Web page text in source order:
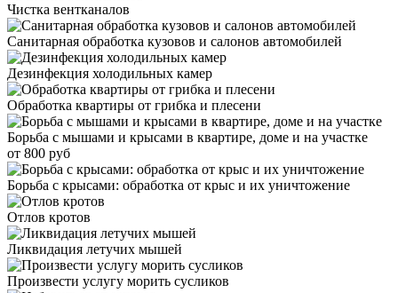
Чистка вентканалов
Санитарная обработка кузовов и салонов автомобилей
Дезинфекция холодильных камер
Обработка квартиры от грибка и плесени
Борьба с мышами и крысами в квартире, доме и на участке
от 800 руб
Борьба с крысами: обработка от крыс и их уничтожение
Отлов кротов
Ликвидация летучих мышей
Произвести услугу морить сусликов